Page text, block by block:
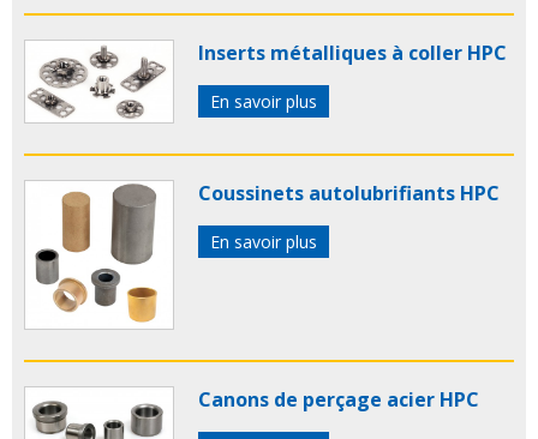
Inserts métalliques à coller HPC
En savoir plus
Coussinets autolubrifiants HPC
En savoir plus
Canons de perçage acier HPC